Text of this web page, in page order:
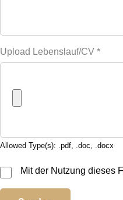
Upload Lebenslauf/CV *
Allowed Type(s): .pdf, .doc, .docx
Mit der Nutzung dieses